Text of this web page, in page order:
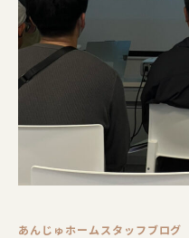
あんじゅホームスタッフブログ